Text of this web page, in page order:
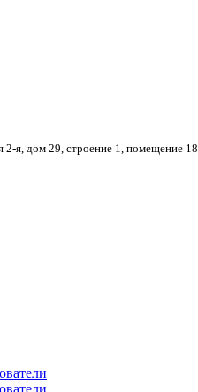
2-я, дом 29, строение 1, помещение 18